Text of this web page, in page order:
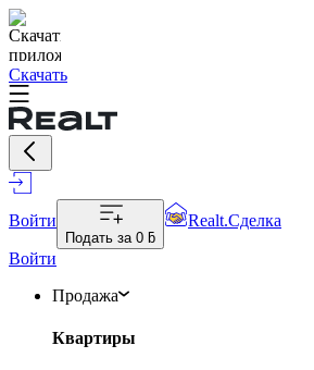
Скачать
Войти
Подать за 0 ƃ
Realt.Сделка
Войти
Продажа
Квартиры